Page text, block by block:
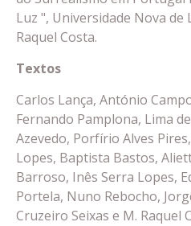
Luz ", Universidade Nova de
Raquel Costa.
Textos
Carlos Lança, António
Fernando Pamplona, Lima
Azevedo, Porfírio Alves
Lopes, Baptista Bastos,
Barroso, Inês Serra Lopes,
Portela, Nuno Rebocho,
Cruzeiro Seixas e M. Raquel